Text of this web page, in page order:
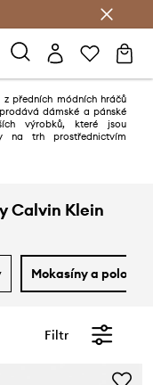
předních módních hráčů
dámské a pánské
výrobků, které jsou
na trh prostřednictvím
Calvin Klein
mokasíny a
Filtr